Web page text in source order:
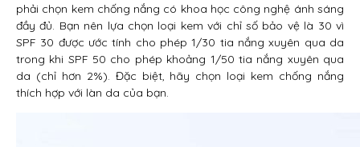
phải chọn kem chống nắng có khoa học công nghệ ánh sáng
đầy đủ. Bạn nên lựa chọn loại kem với chỉ số bảo vệ là 30 vì
SPF 30 được ước tính cho phép 1/30 tia nắng xuyên qua da
trong khi SPF 50 cho phép khoảng 1/50 tia nắng xuyên qua
da (chỉ hơn 2%). Đặc biệt, hãy chọn loại kem chống nắng
thích hợp với làn da của bạn.